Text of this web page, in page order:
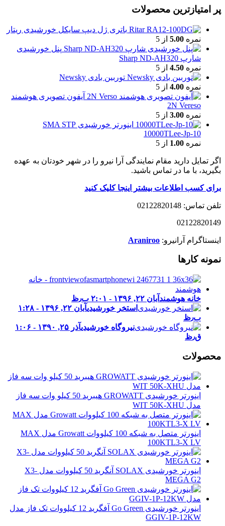
پر امتیازترین محصولات
باتری ژل دیپ سایکل خورشیدی ریتار
نمره 5.00 از 5
پنل خورشیدی
شارپ Sharp ND-AH320
نمره 4.50 از 5
توربین بادی Newsky
نمره 4.00 از 5
آیفون تصویری هوشمند
2N Vereso
نمره 3.00 از 5
اینورتر خورشیدی SMA STP
10000TLee-Jp-10
نمره 1.00 از 5
اگر تمایل دارید مقام نمایندگی آرا نیرو را در شهر خودتان به عهده
بگیرید، با ما در تماس باشید.
برای کسب اطلاعات بیشتر اینجا کلیک کنید
تلفن تماس: 02122820148
02122820149
اینستاگرام آرانیرو: Araniroo
نمونه کارها
خانه هوشمند آبان ۲۲, ۱۳۹۶ - ۲:۰۱ ب٫ظ
استخر خورشیدی
آبان ۲۲, ۱۳۹۶ - ۱:۲۸
ب٫ظ
نیروگاه خورشیدی
آذر ۲۵, ۱۳۹۰ - ۱:۰۶
ق٫ظ
محصولات
اینورتر خورشیدی GROWATT هیبرید 50 کیلو وات سه فاز
مدل WIT 50K-XHU
اینورتر متصل به شبکه 100 کیلووات Growatt مدل MAX
100KTL3-X LV
اینورتر خورشیدی SOLAX آنگرید 50 کیلووات مدل X3-
MEGA G2
اینورتر خورشیدی Go Green آفگرید 12 کیلووات تک فاز مدل
GGIV-1P-12KW